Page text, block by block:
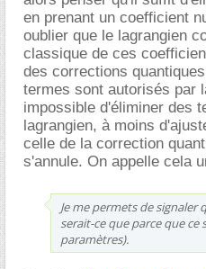
en prenant un coefficient
oublier que le lagrangien
classique de ces
des corrections
termes sont autorisés par
impossible d'éliminer des
lagrangien, à moins
celle de la correction
s'annule. On appelle cela
Je me permets de signaler
serait-ce que parce que ce
paramètres).